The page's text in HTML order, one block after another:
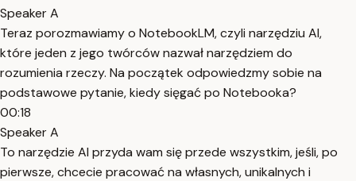
Speaker A
Teraz porozmawiamy o NotebookLM, czyli narzędziu AI,
które jeden z jego twórców nazwał narzędziem do
rozumienia rzeczy. Na początek odpowiedzmy sobie na
podstawowe pytanie, kiedy sięgać po Notebooka?
00:18
Speaker A
To narzędzie AI przyda wam się przede wszystkim, jeśli, po
pierwsze, chcecie pracować na własnych, unikalnych i